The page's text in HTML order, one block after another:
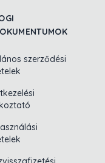
szerződési